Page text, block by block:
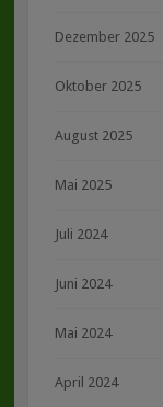
Dezember 2025
Oktober 2025
August 2025
Mai 2025
Juli 2024
Juni 2024
Mai 2024
April 2024